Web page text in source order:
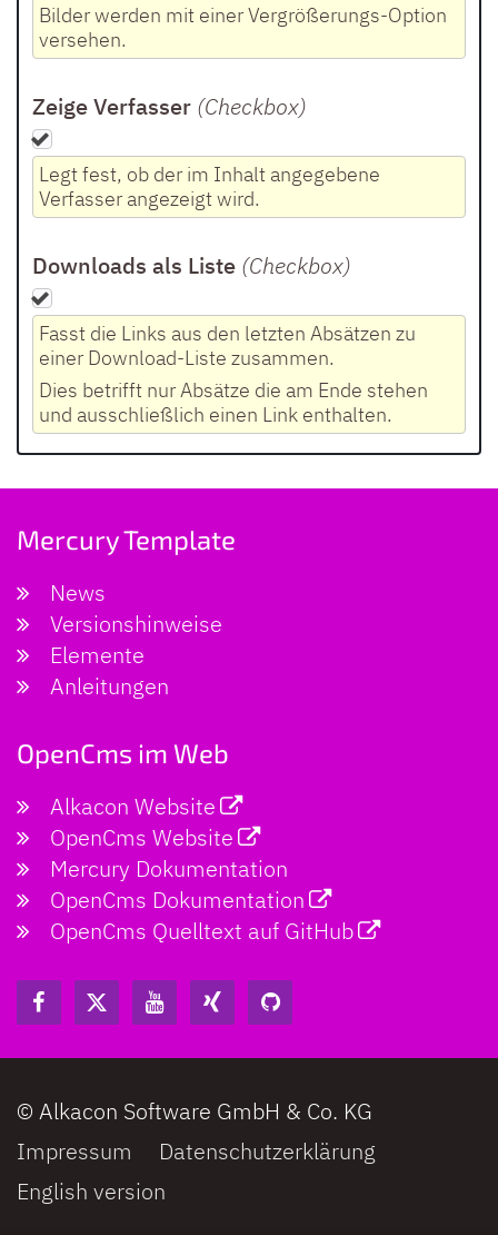
Bilder werden mit einer Vergrößerungs-Option
versehen.
Zeige Verfasser (Checkbox)
Legt fest, ob der im Inhalt angegebene
Verfasser angezeigt wird.
Downloads als Liste (Checkbox)
Fasst die Links aus den letzten Absätzen zu
einer Download-Liste zusammen.
Dies betrifft nur Absätze die am Ende stehen
und ausschließlich einen Link enthalten.
Mercury Template
News
Versionshinweise
Elemente
Anleitungen
OpenCms im Web
Alkacon Website
OpenCms Website
Mercury Dokumentation
OpenCms Dokumentation
OpenCms Quelltext auf GitHub
© Alkacon Software GmbH & Co. KG
Impressum
Datenschutzerklärung
English version